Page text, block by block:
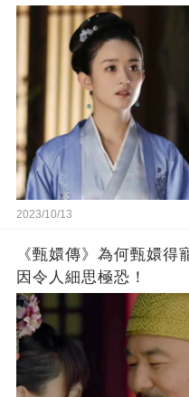
2023/10/13
《甄嬛傳》為何甄嬛
因令人細思極恐！